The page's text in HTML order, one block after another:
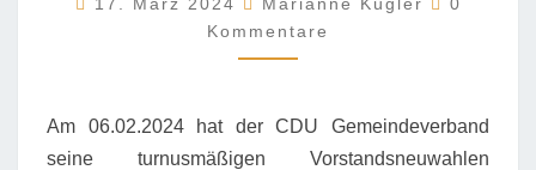
Kommentare
Am 06.02.2024 hat der CDU Gemeindeverband
seine turnusmäßigen Vorstandsneuwahlen